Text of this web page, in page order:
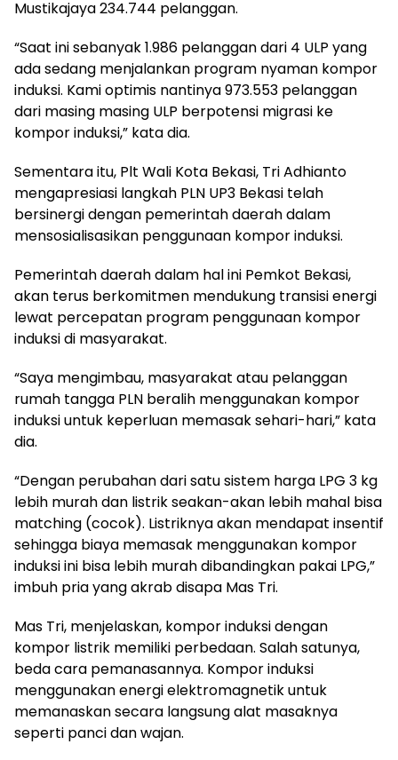
Mustikajaya 234.744 pelanggan.
“Saat ini sebanyak 1.986 pelanggan dari 4 ULP yang
ada sedang menjalankan program nyaman kompor
induksi. Kami optimis nantinya 973.553 pelanggan
dari masing masing ULP berpotensi migrasi ke
kompor induksi,” kata dia.
Sementara itu, Plt Wali Kota Bekasi, Tri Adhianto
mengapresiasi langkah PLN UP3 Bekasi telah
bersinergi dengan pemerintah daerah dalam
mensosialisasikan penggunaan kompor induksi.
Pemerintah daerah dalam hal ini Pemkot Bekasi,
akan terus berkomitmen mendukung transisi energi
lewat percepatan program penggunaan kompor
induksi di masyarakat.
“Saya mengimbau, masyarakat atau pelanggan
rumah tangga PLN beralih menggunakan kompor
induksi untuk keperluan memasak sehari-hari,” kata
dia.
“Dengan perubahan dari satu sistem harga LPG 3 kg
lebih murah dan listrik seakan-akan lebih mahal bisa
matching (cocok). Listriknya akan mendapat insentif
sehingga biaya memasak menggunakan kompor
induksi ini bisa lebih murah dibandingkan pakai LPG,”
imbuh pria yang akrab disapa Mas Tri.
Mas Tri, menjelaskan, kompor induksi dengan
kompor listrik memiliki perbedaan. Salah satunya,
beda cara pemanasannya. Kompor induksi
menggunakan energi elektromagnetik untuk
memanaskan secara langsung alat masaknya
seperti panci dan wajan.